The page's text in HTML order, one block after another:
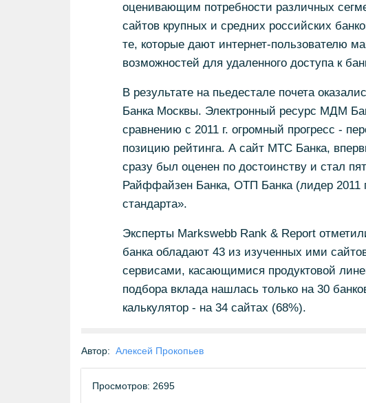
оценивающим потребности различных
сайтов крупных и средних российских
те, которые дают интернет-пользователю
возможностей для удаленного доступа к
В результате на пьедестале почета
Банка Москвы. Электронный ресурс МДМ
сравнению с 2011 г. огромный прогресс -
позицию рейтинга. А сайт МТС Банка,
сразу был оценен по достоинству и стал
Райффайзен Банка, ОТП Банка (лидер 2011
стандарта».
Эксперты Markswebb Rank & Report
банка обладают 43 из изученных ими
сервисами, касающимися продуктовой
подбора вклада нашлась только на 30
калькулятор - на 34 сайтах (68%).
Автор: Алексей Прокопьев
Просмотров: 2695